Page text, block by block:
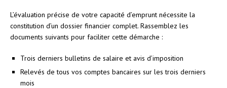
L’évaluation précise de votre capacité d’emprunt nécessite la
constitution d’un dossier financier complet. Rassemblez les
documents suivants pour faciliter cette démarche :
Trois derniers bulletins de salaire et avis d’imposition
Relevés de tous vos comptes bancaires sur les trois derniers
mois